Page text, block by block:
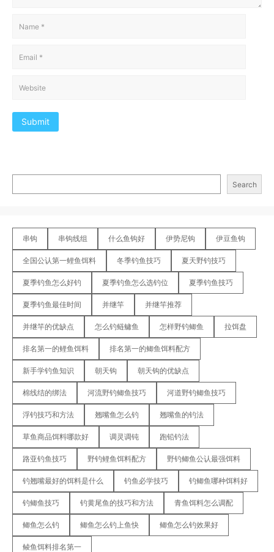
Submit
Search
串钩 串钩线组 什么鱼钩好 伊势尼钩 伊豆鱼钩
全国公认第一鲤鱼饵料 冬季钓鱼技巧 夏天野钓技巧
夏季钓鱼怎么好钓 夏季钓鱼怎么选钓位 夏季钓鱼技巧
夏季钓鱼最佳时间 并继竿 并继竿推荐
并继竿的优缺点 怎么钓鲢鳙鱼 怎样野钓鲫鱼 拉饵盘
排名第一的鲤鱼饵料 排名第一的鲫鱼饵料配方
新手学钓鱼知识 朝天钩 朝天钩的优缺点
棉线结的绑法 河流野钓鲫鱼技巧 河道野钓鲫鱼技巧
浮钓技巧和方法 翘嘴鱼怎么钓 翘嘴鱼的钓法
草鱼商品饵料哪款好 调灵调钝 跑铅钓法
路亚钓鱼技巧 野钓鲤鱼饵料配方 野钓鲫鱼公认最强饵料
钓翘嘴最好的饵料是什么 钓鱼必学技巧 钓鲫鱼哪种饵料好
钓鲫鱼技巧 钓黄尾鱼的技巧和方法 青鱼饵料怎么调配
鲫鱼怎么钓 鲫鱼怎么钓上鱼快 鲫鱼怎么钓效果好
鲮鱼饵料排名第一